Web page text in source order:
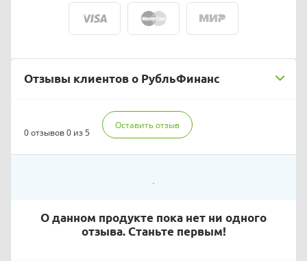
Отзывы клиентов о РубльФинанс
0 отзывов0 из 5
Оставить отзыв
О данном продукте пока нет ни одного
отзыва. Станьте первым!